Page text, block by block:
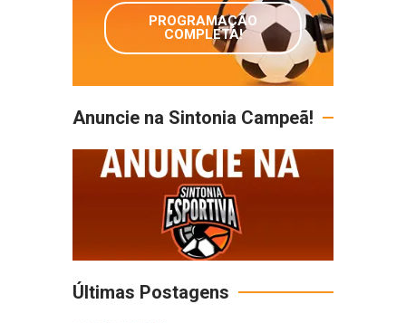
PROGRAMAÇÃO
COMPLETA!
Anuncie na Sintonia Campeã!
Últimas Postagens